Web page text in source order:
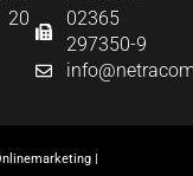
20
02365
297350-9
|